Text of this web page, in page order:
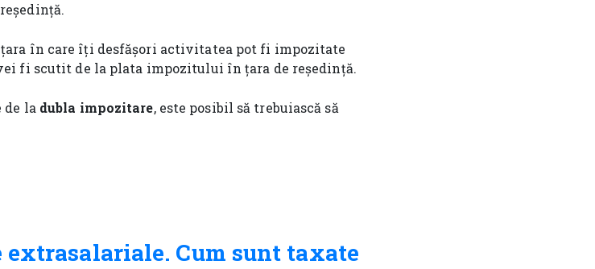
în care îți desfășori activitatea pot fi impozitate
fi scutit de la plata impozitului în țara de reședință.
de la dubla impozitare, este posibil să trebuiască să
Cum sunt taxate